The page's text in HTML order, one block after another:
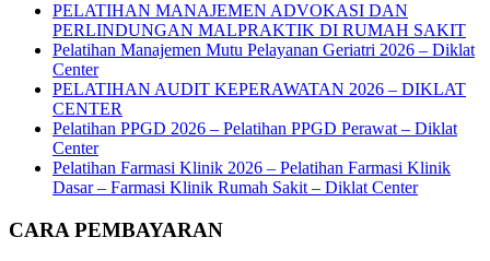
PELATIHAN MANAJEMEN ADVOKASI DAN
PERLINDUNGAN MALPRAKTIK DI RUMAH SAKIT
Pelatihan Manajemen Mutu Pelayanan Geriatri 2026 – Diklat
Center
PELATIHAN AUDIT KEPERAWATAN 2026 – DIKLAT
CENTER
Pelatihan PPGD 2026 – Pelatihan PPGD Perawat – Diklat
Center
Pelatihan Farmasi Klinik 2026 – Pelatihan Farmasi Klinik
Dasar – Farmasi Klinik Rumah Sakit – Diklat Center
CARA PEMBAYARAN